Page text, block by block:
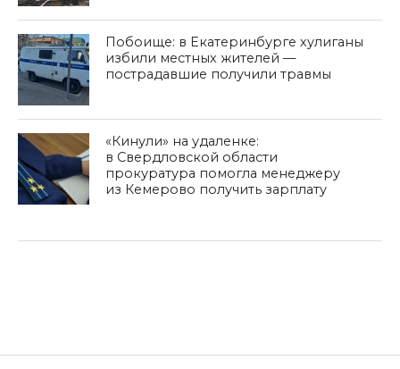
Побоище: в Екатеринбурге хулиганы
избили местных жителей —
пострадавшие получили травмы
«Кинули» на удаленке:
в Свердловской области
прокуратура помогла менеджеру
из Кемерово получить зарплату